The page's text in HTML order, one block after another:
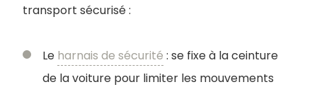
transport sécurisé :
Le harnais de sécurité : se fixe à la ceinture
de la voiture pour limiter les mouvements